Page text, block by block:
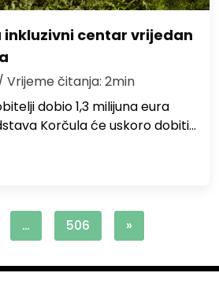
inkluzivni centar vrijedan
Vrijeme čitanja: 2min
dobio 1,3 milijuna eura
Korčula će uskoro dobiti…
… 506 »